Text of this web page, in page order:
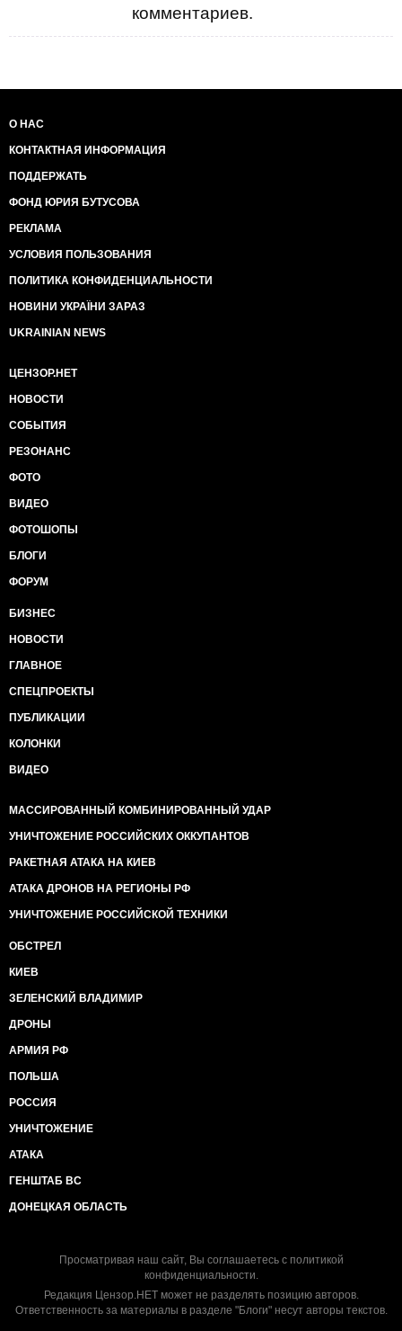
комментариев.
О НАС
КОНТАКТНАЯ ИНФОРМАЦИЯ
ПОДДЕРЖАТЬ
ФОНД ЮРИЯ БУТУСОВА
РЕКЛАМА
УСЛОВИЯ ПОЛЬЗОВАНИЯ
ПОЛИТИКА КОНФИДЕНЦИАЛЬНОСТИ
НОВИНИ УКРАЇНИ ЗАРАЗ
UKRAINIAN NEWS
ЦЕНЗОР.НЕТ
НОВОСТИ
СОБЫТИЯ
РЕЗОНАНС
ФОТО
ВИДЕО
ФОТОШОПЫ
БЛОГИ
ФОРУМ
БИЗНЕС
НОВОСТИ
ГЛАВНОЕ
СПЕЦПРОЕКТЫ
ПУБЛИКАЦИИ
КОЛОНКИ
ВИДЕО
МАССИРОВАННЫЙ КОМБИНИРОВАННЫЙ УДАР
УНИЧТОЖЕНИЕ РОССИЙСКИХ ОККУПАНТОВ
РАКЕТНАЯ АТАКА НА КИЕВ
АТАКА ДРОНОВ НА РЕГИОНЫ РФ
УНИЧТОЖЕНИЕ РОССИЙСКОЙ ТЕХНИКИ
ОБСТРЕЛ
КИЕВ
ЗЕЛЕНСКИЙ ВЛАДИМИР
ДРОНЫ
АРМИЯ РФ
ПОЛЬША
РОССИЯ
УНИЧТОЖЕНИЕ
АТАКА
ГЕНШТАБ ВС
ДОНЕЦКАЯ ОБЛАСТЬ
Просматривая наш сайт, Вы соглашаетесь с политикой
конфиденциальности.
Редакция Цензор.НЕТ может не разделять позицию авторов.
Ответственность за материалы в разделе "Блоги" несут авторы текстов.